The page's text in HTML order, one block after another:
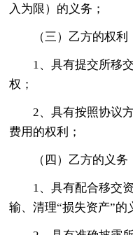
入为限）的义务；
（三）乙方的权利
1、具有提交所移
权；
2、具有按照协议
费用的权利；
（四）乙方的义务
1、具有配合移交
输、清理“损失资产”的